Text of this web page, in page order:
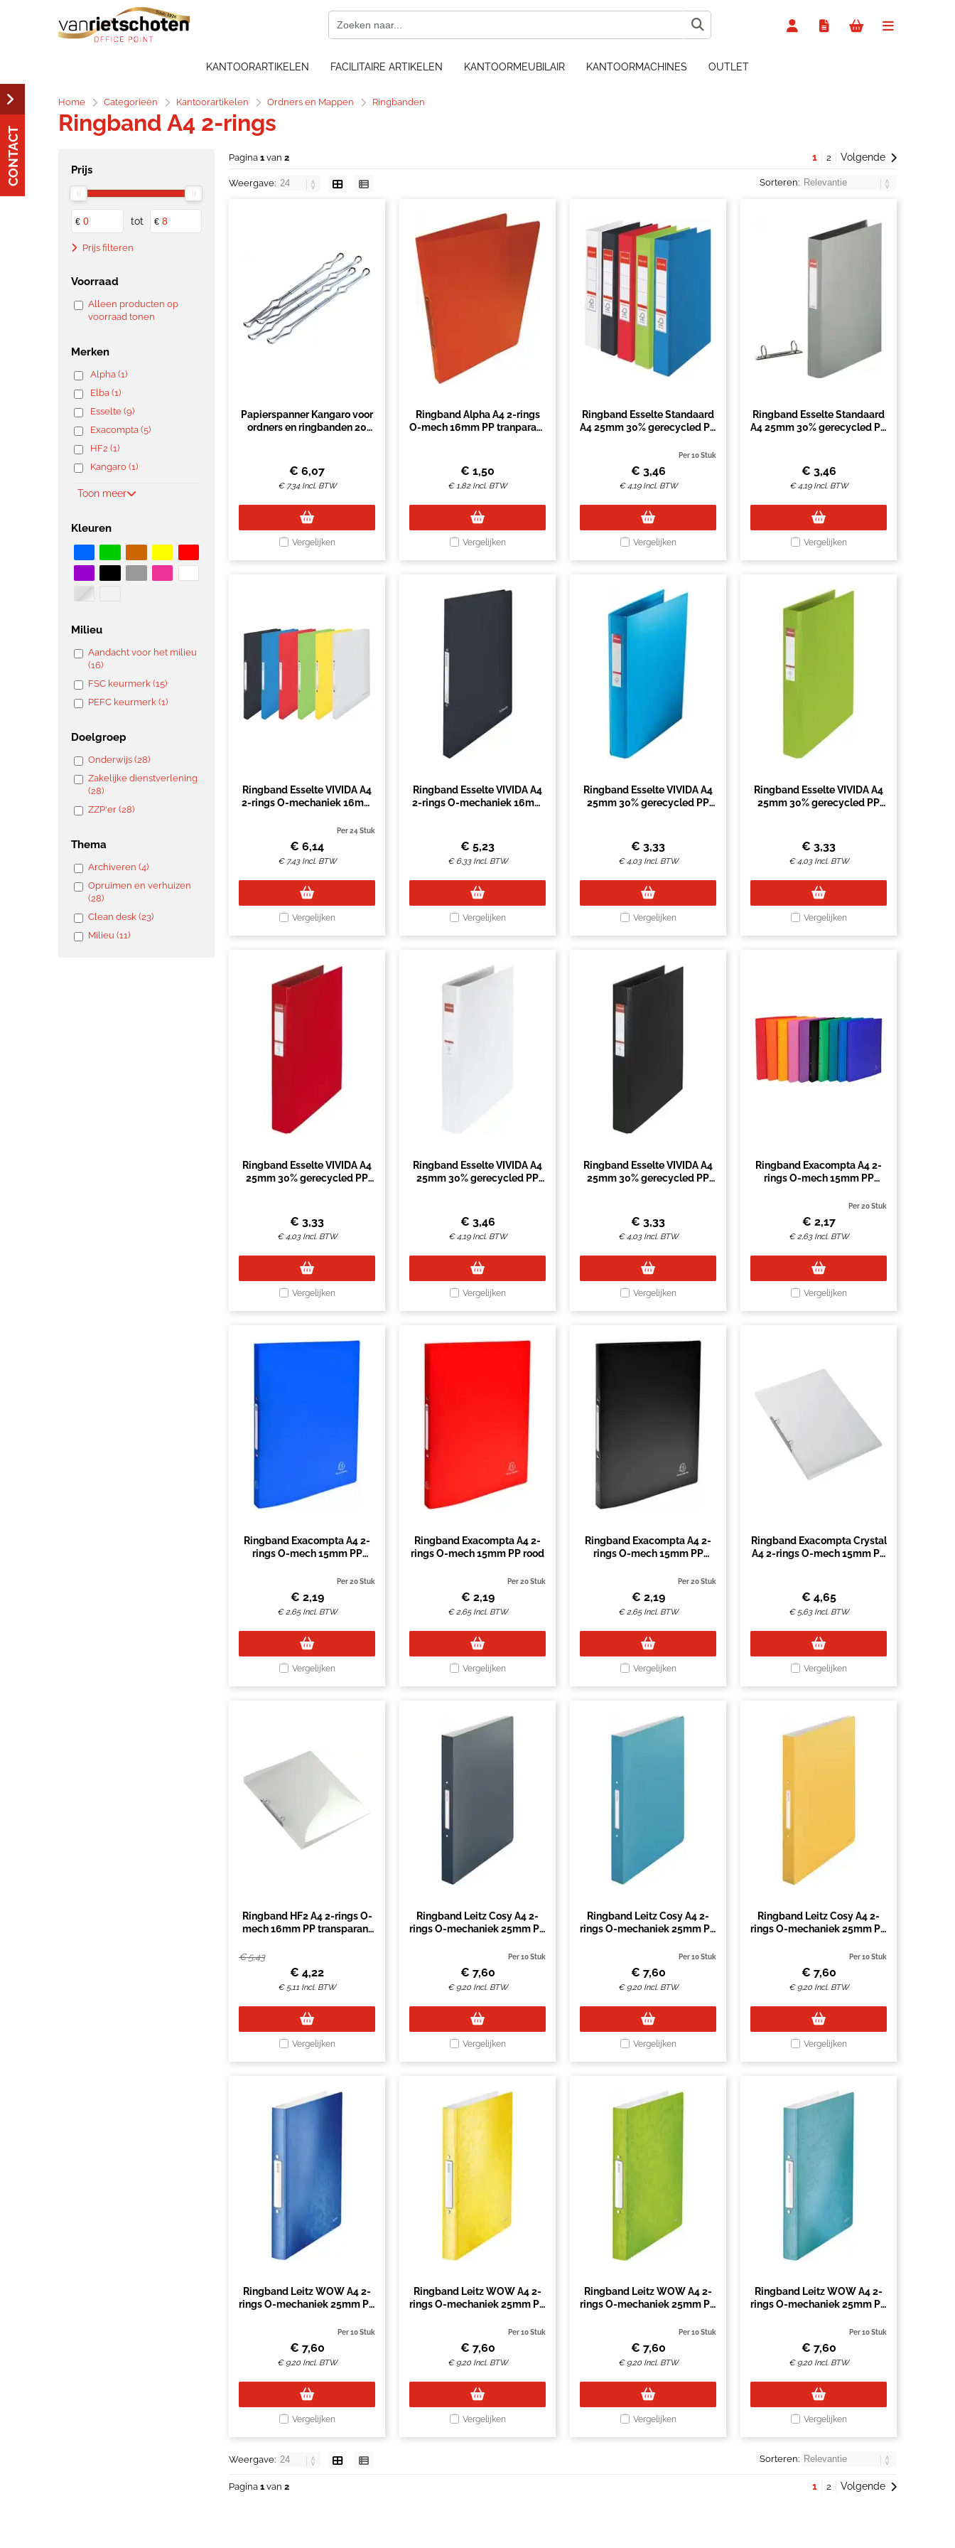
KANTOORARTIKELEN FACILITAIRE ARTIKELEN KANTOORMEUBILAIR KANTOORMACHINES OUTLET
Home Categorieën Kantoorartikelen Ordners en Mappen Ringbanden
Ringband A4 2-rings
Prijs
€ tot €
Prijs filteren
Voorraad
Alleen producten op
voorraad tonen
Merken
Alpha (1)
Elba (1)
Esselte (9)
Exacompta (5)
HF2 (1)
Kangaro (1)
Toon meer
Kleuren
Milieu
Aandacht voor het milieu
(16)
FSC keurmerk (15)
PEFC keurmerk (1)
Doelgroep
Onderwijs (28)
Zakelijke dienstverlening
(28)
ZZP'er (28)
Thema
Archiveren (4)
Opruimen en verhuizen
(28)
Clean desk (23)
Milieu (11)
Pagina 1van 2 1 2 Volgende
Weergave: Sorteren:
Papierspanner Kangaro voor
ordners en ringbanden 20
€ 6,07
€ 7,34 Incl. BTW
Vergelijken
Ringband Alpha A4 2-rings
O-mech 16mm PP tranparant
€ 1,50
€1,82 Incl. BTW
Vergelijken
Ringband Esselte Standaard
A4 25mm 30% gerecycled PP
Per 10 Stuk
€ 3,46
€4,19 Incl. BTW
Vergelijken
Ringband Esselte Standaard
A4 25mm 30% gerecycled PP
€ 3,46
€4,19 Incl. BTW
Vergelijken
Ringband Esselte VIVIDA A4
2-rings O-mechaniek 16mm
Per 24 Stuk
€ 6,14
€ 7,43 Incl. BTW
Vergelijken
Ringband Esselte VIVIDA A4
2-rings O-mechaniek 16mm
€ 5,23
€ 6,33 Incl. BTW
Vergelijken
Ringband Esselte VIVIDA A4
25mm 30% gerecycled PP
€ 3,33
€4,03 Incl. BTW
Vergelijken
Ringband Esselte VIVIDA A4
25mm 30% gerecycled PP
€ 3,33
€4,03 Incl. BTW
Vergelijken
Ringband Esselte VIVIDA A4
25mm 30% gerecycled PP
€ 3,33
€4,03 Incl. BTW
Vergelijken
Ringband Esselte VIVIDA A4
25mm 30% gerecycled PP
€ 3,46
€4,19 Incl. BTW
Vergelijken
Ringband Esselte VIVIDA A4
25mm 30% gerecycled PP
€ 3,33
€4,03 Incl. BTW
Vergelijken
Ringband Exacompta A4 2-
rings O-mech 15mm PP
Per 20 Stuk
€ 2,17
€2,63 Incl. BTW
Vergelijken
Ringband Exacompta A4 2-
rings O-mech 15mm PP
Per 20 Stuk
€ 2,19
€2,65 Incl. BTW
Vergelijken
Ringband Exacompta A4 2-
rings O-mech 15mm PP rood
Per 20 Stuk
€ 2,19
€2,65 Incl. BTW
Vergelijken
Ringband Exacompta A4 2-
rings O-mech 15mm PP
Per 20 Stuk
€ 2,19
€2,65 Incl. BTW
Vergelijken
Ringband Exacompta Crystal
A4 2-rings O-mech 15mm PP
€ 4,65
€ 5,63 Incl. BTW
Vergelijken
Ringband HF2 A4 2-rings O-
mech 16mm PP transparant
€5,43
€ 4,22
€ 5,11 Incl. BTW
Vergelijken
Ringband Leitz Cosy A4 2-
rings O-mechaniek 25mm PP
Per 10 Stuk
€ 7,60
€ 9,20 Incl. BTW
Vergelijken
Ringband Leitz Cosy A4 2-
rings O-mechaniek 25mm PP
Per 10 Stuk
€ 7,60
€ 9,20 Incl. BTW
Vergelijken
Ringband Leitz Cosy A4 2-
rings O-mechaniek 25mm PP
Per 10 Stuk
€ 7,60
€ 9,20 Incl. BTW
Vergelijken
Ringband Leitz WOW A4 2-
rings O-mechaniek 25mm PP
Per 10 Stuk
€ 7,60
€ 9,20 Incl. BTW
Vergelijken
Ringband Leitz WOW A4 2-
rings O-mechaniek 25mm PP
Per 10 Stuk
€ 7,60
€ 9,20 Incl. BTW
Vergelijken
Ringband Leitz WOW A4 2-
rings O-mechaniek 25mm PP
Per 10 Stuk
€ 7,60
€ 9,20 Incl. BTW
Vergelijken
Ringband Leitz WOW A4 2-
rings O-mechaniek 25mm PP
Per 10 Stuk
€ 7,60
€ 9,20 Incl. BTW
Vergelijken
Weergave: Sorteren:
Pagina 1van 2 1 2 Volgende
CONTACT